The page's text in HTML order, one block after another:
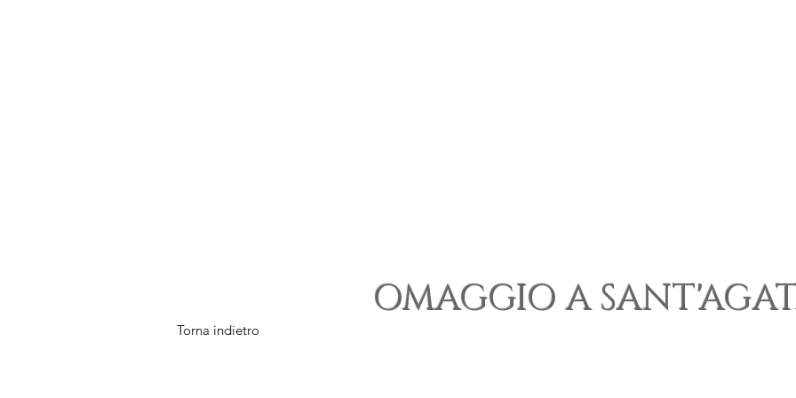
Torna indietro
OMAGGIO A